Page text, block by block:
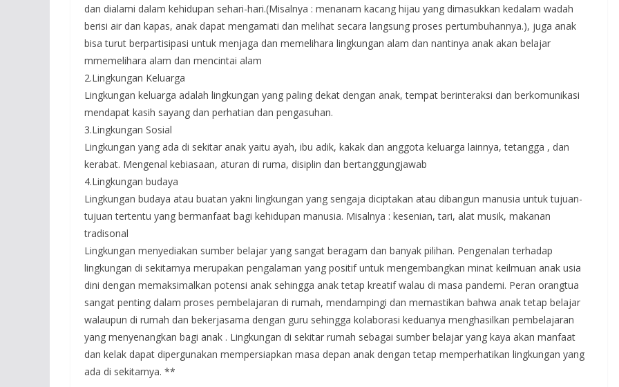
dan dialami dalam kehidupan sehari-hari.(Misalnya : menanam kacang hijau yang dimasukkan kedalam wadah
berisi air dan kapas, anak dapat mengamati dan melihat secara langsung proses pertumbuhannya.), juga anak
bisa turut berpartisipasi untuk menjaga dan memelihara lingkungan alam dan nantinya anak akan belajar
mmemelihara alam dan mencintai alam
2.Lingkungan Keluarga
Lingkungan keluarga adalah lingkungan yang paling dekat dengan anak, tempat berinteraksi dan berkomunikasi
mendapat kasih sayang dan perhatian dan pengasuhan.
3.Lingkungan Sosial
Lingkungan yang ada di sekitar anak yaitu ayah, ibu adik, kakak dan anggota keluarga lainnya, tetangga , dan
kerabat. Mengenal kebiasaan, aturan di ruma, disiplin dan bertanggungjawab
4.Lingkungan budaya
Lingkungan budaya atau buatan yakni lingkungan yang sengaja diciptakan atau dibangun manusia untuk tujuan-
tujuan tertentu yang bermanfaat bagi kehidupan manusia. Misalnya : kesenian, tari, alat musik, makanan
tradisonal
Lingkungan menyediakan sumber belajar yang sangat beragam dan banyak pilihan. Pengenalan terhadap
lingkungan di sekitarnya merupakan pengalaman yang positif untuk mengembangkan minat keilmuan anak usia
dini dengan memaksimalkan potensi anak sehingga anak tetap kreatif walau di masa pandemi. Peran orangtua
sangat penting dalam proses pembelajaran di rumah, mendampingi dan memastikan bahwa anak tetap belajar
walaupun di rumah dan bekerjasama dengan guru sehingga kolaborasi keduanya menghasilkan pembelajaran
yang menyenangkan bagi anak . Lingkungan di sekitar rumah sebagai sumber belajar yang kaya akan manfaat
dan kelak dapat dipergunakan mempersiapkan masa depan anak dengan tetap memperhatikan lingkungan yang
ada di sekitarnya. **